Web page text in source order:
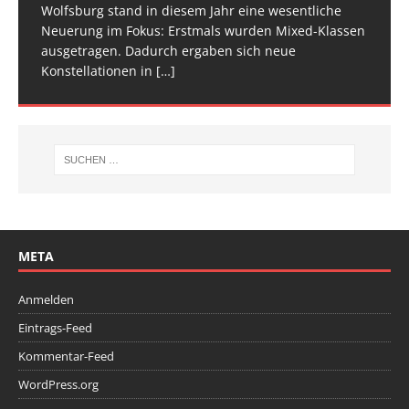
Wolfsburg stand in diesem Jahr eine wesentliche
Neuerung im Fokus: Erstmals wurden Mixed-Klassen
ausgetragen. Dadurch ergaben sich neue
Konstellationen in […]
[…]
Spitze im Trampolinturnen in Biberach an der Riß
(Baden-Württemberg) zu einem hochkarätigen
Wettkampfwochenende: Am Samstag standen die
Deutschen[…]
META
Anmelden
Eintrags-Feed
Kommentar-Feed
WordPress.org